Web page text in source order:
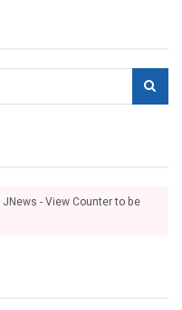
- View Counter to be